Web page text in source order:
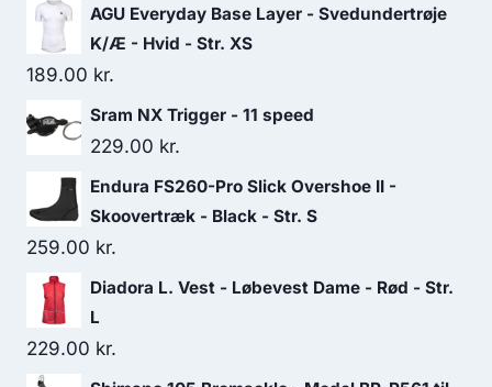
AGU Everyday Base Layer - Svedundertrøje
K/Æ - Hvid - Str. XS
189.00 kr.
Sram NX Trigger - 11 speed
229.00 kr.
Endura FS260-Pro Slick Overshoe II -
Skoovertræk - Black - Str. S
259.00 kr.
Diadora L. Vest - Løbevest Dame - Rød - Str.
L
229.00 kr.